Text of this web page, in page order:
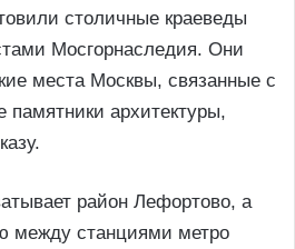
столичные краеведы
Мосгорнаследия. Они
места Москвы, связанные с
памятники архитектуры,
район Лефортово, а
между станциями метро